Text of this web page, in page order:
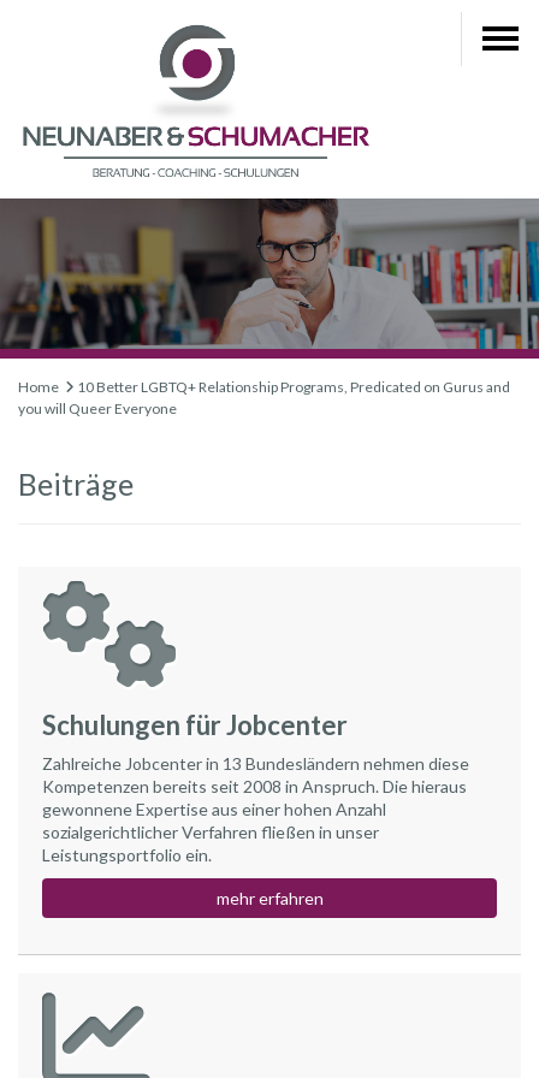
Home
10 Better LGBTQ+ Relationship Programs, Predicated on Gurus and
you will Queer Everyone
Beiträge
Schulungen für Jobcenter
Zahlreiche Jobcenter in 13 Bundesländern nehmen diese
Kompetenzen bereits seit 2008 in Anspruch. Die hieraus
gewonnene Expertise aus einer hohen Anzahl
sozialgerichtlicher Verfahren fließen in unser
Leistungsportfolio ein.
mehr erfahren